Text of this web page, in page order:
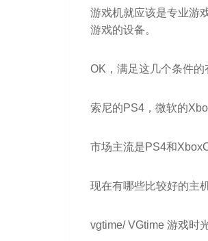
游戏机就应该是专业游
游戏的设备。
OK，满足这几个条件的
索尼的PS4，微软的
市场主流是PS4和
现在有哪些比较好的主
vgtime/ VGtime 游戏时